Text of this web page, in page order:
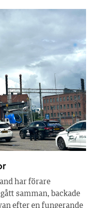
har förare
samman, backade
efter en fungerande